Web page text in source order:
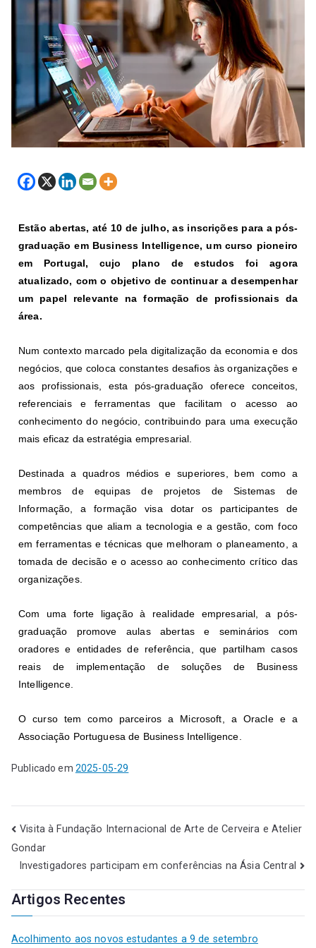
Estão abertas, até 10 de julho, as inscrições para a pós-
graduação em Business Intelligence, um curso pioneiro
em Portugal, cujo plano de estudos foi agora
atualizado, com o objetivo de continuar a desempenhar
um papel relevante na formação de profissionais da
área.
Num contexto marcado pela digitalização da economia e dos
negócios, que coloca constantes desafios às organizações e
aos profissionais, esta pós-graduação oferece conceitos,
referenciais e ferramentas que facilitam o acesso ao
conhecimento do negócio, contribuindo para uma execução
mais eficaz da estratégia empresarial.
Destinada a quadros médios e superiores, bem como a
membros de equipas de projetos de Sistemas de
Informação, a formação visa dotar os participantes de
competências que aliam a tecnologia e a gestão, com foco
em ferramentas e técnicas que melhoram o planeamento, a
tomada de decisão e o acesso ao conhecimento crítico das
organizações.
Com uma forte ligação à realidade empresarial, a pós-
graduação promove aulas abertas e seminários com
oradores e entidades de referência, que partilham casos
reais de implementação de soluções de Business
Intelligence.
O curso tem como parceiros a Microsoft, a Oracle e a
Associação Portuguesa de Business Intelligence.
Publicado em 2025-05-29
Visita à Fundação Internacional de Arte de Cerveira e Atelier
Gondar
Investigadores participam em conferências na Ásia Central
Artigos Recentes
Acolhimento aos novos estudantes a 9 de setembro